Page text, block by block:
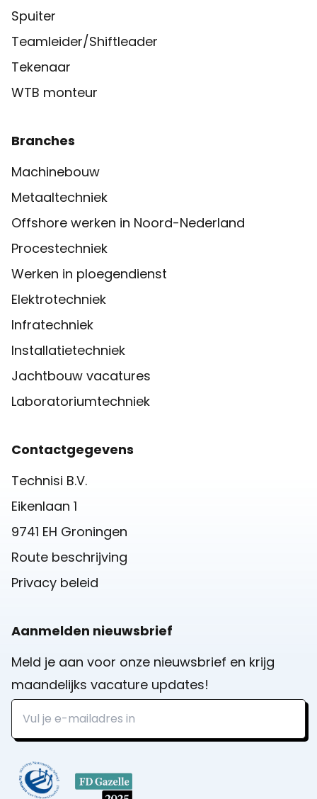
Spuiter
Teamleider/Shiftleader
Tekenaar
WTB monteur
Branches
Machinebouw
Metaaltechniek
Offshore werken in Noord-Nederland
Procestechniek
Werken in ploegendienst
Elektrotechniek
Infratechniek
Installatietechniek
Jachtbouw vacatures
Laboratoriumtechniek
Contactgegevens
Technisi B.V.
Eikenlaan 1
9741 EH Groningen
Route beschrijving
Privacy beleid
Aanmelden nieuwsbrief
Meld je aan voor onze nieuwsbrief en krijg
maandelijks vacature updates!